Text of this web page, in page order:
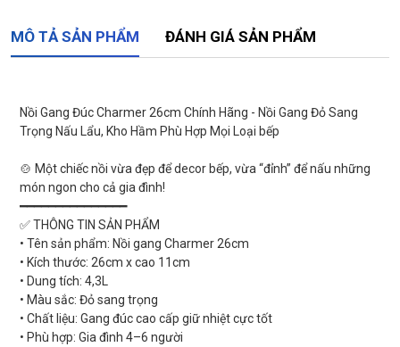
MÔ TẢ SẢN PHẨM ĐÁNH GIÁ SẢN PHẨM
Nồi Gang Đúc Charmer 26cm Chính Hãng - Nồi Gang Đỏ Sang
Trọng Nấu Lẩu, Kho Hầm Phù Hợp Mọi Loại bếp
🍲 Một chiếc nồi vừa đẹp để decor bếp, vừa “đỉnh” để nấu những
món ngon cho cả gia đình!
━━━━━━━━━━━━━━━
✅ THÔNG TIN SẢN PHẨM
• Tên sản phẩm: Nồi gang Charmer 26cm
• Kích thước: 26cm x cao 11cm
• Dung tích: 4,3L
• Màu sắc: Đỏ sang trọng
• Chất liệu: Gang đúc cao cấp giữ nhiệt cực tốt
• Phù hợp: Gia đình 4–6 người